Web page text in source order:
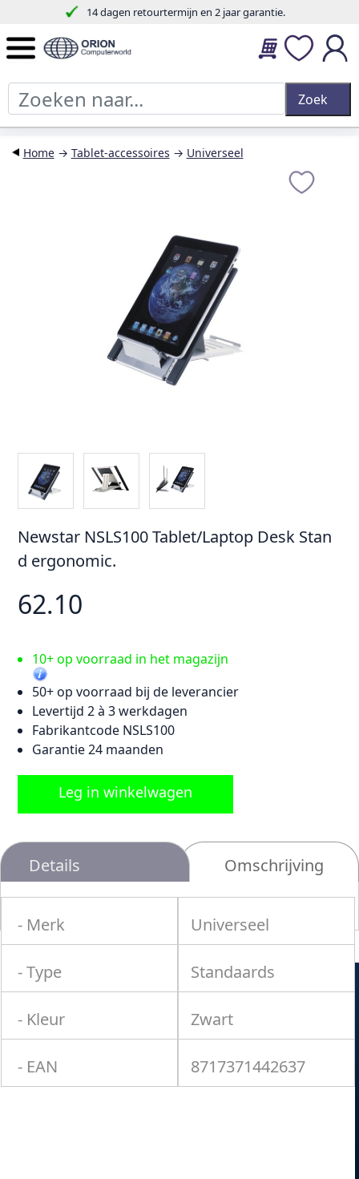
14 dagen retourtermijn en 2 jaar garantie.
Home→ Tablet-accessoires → Universeel
Newstar NSLS100 Tablet/Laptop Desk Stan
d ergonomic.
62.10
10+ op voorraad in het magazijn
50+ op voorraad bij de leverancier
Levertijd 2 à 3 werkdagen
Fabrikantcode NSLS100
Garantie 24 maanden
Leg in winkelwagen
Details Omschrijving
- Merk Universeel
- Type Standaards
- Kleur Zwart
- EAN 8717371442637